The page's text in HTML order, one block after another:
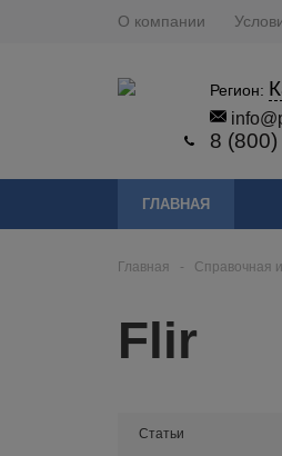
О компании
Регион:
8
ГЛАВНАЯ
Главная - Справочная
Flir
Статьи